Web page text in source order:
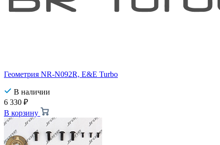
Геометрия NR-N092R, E&E Turbo
В наличии
6 330 ₽
В корзину